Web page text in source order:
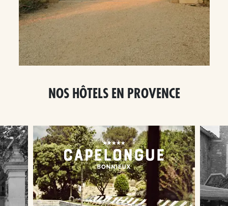
NOS HÔTELS EN PROVENCE